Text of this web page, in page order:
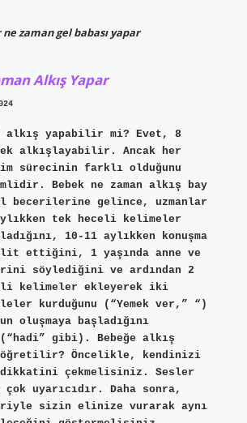
zaman gel babası yapar
Alkış Yapar
alkış yapabilir mi? Evet, 8
alkışlayabilir. Ancak her
sürecinin farklı olduğunu
Bebek ne zaman alkış bay
becerilerine gelince, uzmanlar
tek heceli kelimeler
10-11 aylıkken konuşma
ettiğini, 1 yaşında anne ve
söylediğini ve ardından 2
kelimeler ekleyerek iki
kurduğunu (“Yemek ver,” “)
oluşmaya başladığını
gibi). Bebeğe alkış
öğretilir? Öncelikle, kendinizi
çekmelisiniz. Sesler
uyarıcıdır. Daha sonra,
sizin elinize vurarak aynı